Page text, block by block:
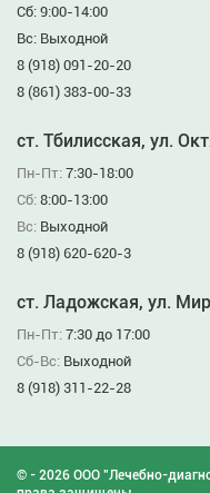
Сб: 9:00-14:00
Вс: Выходной
8 (918) 091-20-20
8 (861) 383-00-33
ст. Тбилисская, ул.
Пн-Пт: 7:30-18:00
Сб: 8:00-13:00
Вс: Выходной
8 (918) 620-620-3
ст. Ладожская, ул.
Пн-Пт: 7:30 до 17:00
Сб-Вс: Выходной
8 (918) 311-22-28
© - 2026 ООО "Лечебно-